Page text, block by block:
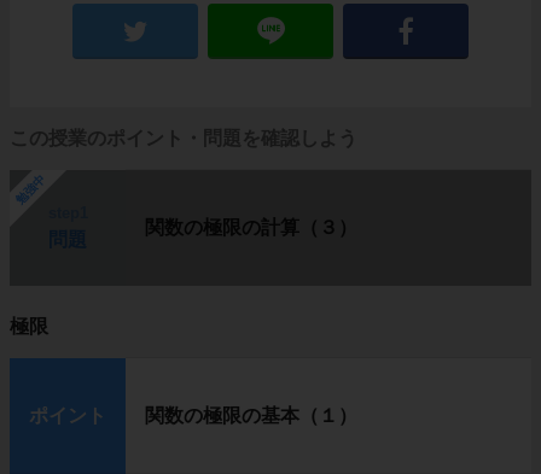
この授業のポイント・問題を確認しよう
勉強中
関数の極限の計算（３）
極限
ポイント 関数の極限の基本（１）